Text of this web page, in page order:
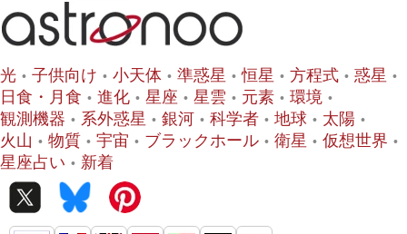
光 子供向け 小天体 準惑星 恒星 方程式
惑星
日食・月食
進化 星座 星雲 元素
環境
観測機器
系外惑星 銀河 科学者 地球
太陽
火山
物質 宇宙 ブラックホール 衛星
仮想世界
星座占い
新着